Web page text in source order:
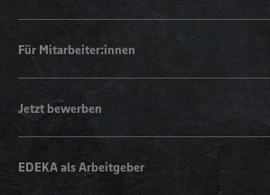
Für Mitarbeiter:innen
Jetzt bewerben
EDEKA als Arbeitgeber